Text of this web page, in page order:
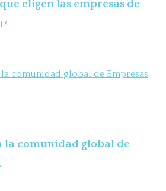
eligen las empresas de
la comunidad global de